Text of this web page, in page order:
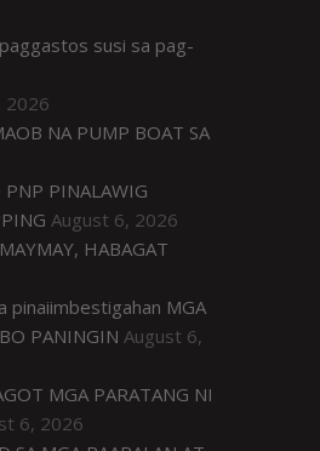
susi sa pag-
2026
NA PUMP BOAT SA
PINALAWIG
August 6, 2026
HABAGAT
pinaiimbestigahan MGA
PANINGIN August 6,
MGA PARATANG NI
6, 2026